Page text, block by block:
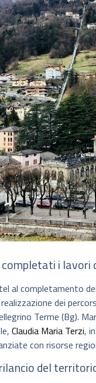
completati i
al completamento
dei
Terme (Bg).
Claudia Maria Terzi,
con risorse
del